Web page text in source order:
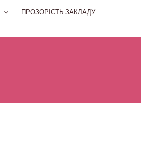
ПРОЗОРІСТЬ ЗАКЛАДУ